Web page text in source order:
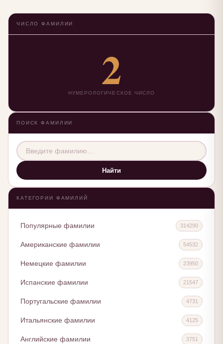
ЧИСЛО ФАМИЛИИ
2
НУМЕРОЛОГИЧЕСКОЕ ЧИСЛО
ПОИСК ФАМИЛИИ
Найти
КАТЕГОРИИ ФАМИЛИЙ
Популярные фамилии 314290
Американские фамилии 54532
Немецкие фамилии 23950
Испанские фамилии 21547
Португальские фамилии 4731
Итальянские фамилии 4125
Английские фамилии 3751